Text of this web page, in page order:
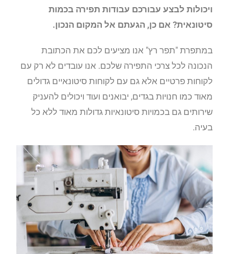
ויכולות לבצע עבורכם עבודות תפירה בכמות
סיטונאית? אם כן, הגעתם אל המקום הנכון.
במתפרת "תפר רץ" אנו מציעים לכם את הכתובת
הנכונה לכל צרכי התפירה שלכם. אנו עובדים לא רק עם
לקוחות פרטיים אלא גם עם לקוחות סיטונאיים גדולים
מאוד כמו חנויות בגדים, יבואנים ועוד ויכולים להעניק
שירותים גם בכמויות סיטונאיות גדולות מאוד ללא כל
בעיה.